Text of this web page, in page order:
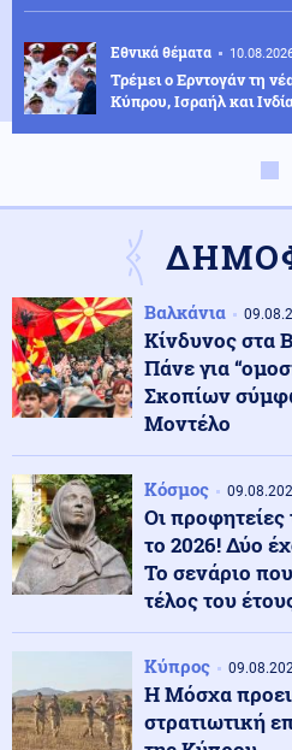
Εθνικά θέματα
Τρέμει ο Ερντογάν τη
Κύπρου, Ισραήλ και
10.08.2026 - 10:41
Νίκος Παππάς: Στα 52,5
Ασφαλιστικά Ταμεία
Κόσμος 10.08.2026 - 10:34
Ο Παναμάς ενισχύει
Κολομβία μετά τις
Κόσμος 10.08.2026 - 10:30
Η Συρία ανακοίνωσε
στρατιωτικές της βάσεις
Αθλητισμός
Η 17χρονη Ελένη
μετάλλιο στο
Κοινωνία 10.08.2026 -
Ρόδος: Νεκρός
Σουηδός τουρίστας
Βαλκάνια
Κίνδυνος στα
Πάνε για
Σκοπίων
Μοντέλο
Κόσμος
Οι
το 2026! Δύο
Το σενάριο
τέλος του
Κύπρος
Η Μόσχα
στρατιωτική